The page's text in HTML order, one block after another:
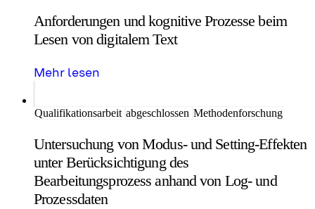
Anforderungen und kognitive Prozesse beim
Lesen von digitalem Text
Mehr lesen
Qualifikationsarbeit abgeschlossen Methodenforschung
Untersuchung von Modus- und Setting-Effekten
unter Berücksichtigung des
Bearbeitungsprozess anhand von Log- und
Prozessdaten